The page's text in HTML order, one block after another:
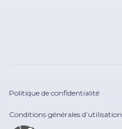
Politique de confidentialité
Conditions générales d’utilisation